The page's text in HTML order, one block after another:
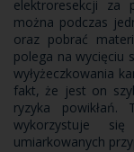
elektroresekcji za
można podczas
oraz pobrać
polega na wycięciu
wyłyżeczkowania
fakt, że jest on
ryzyka
wykorzystuje
umiarkowanych